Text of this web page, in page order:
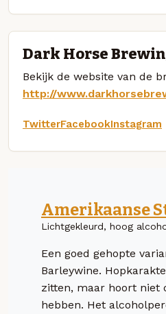
Dark Horse
Bekijk de website van de
http://
TwitterFacebookInstagram
Amerikaanse
Lichtgekleurd, hoog
Een goed gehopte
Barleywine.
zitten, maar hoort niet
hebben. Het